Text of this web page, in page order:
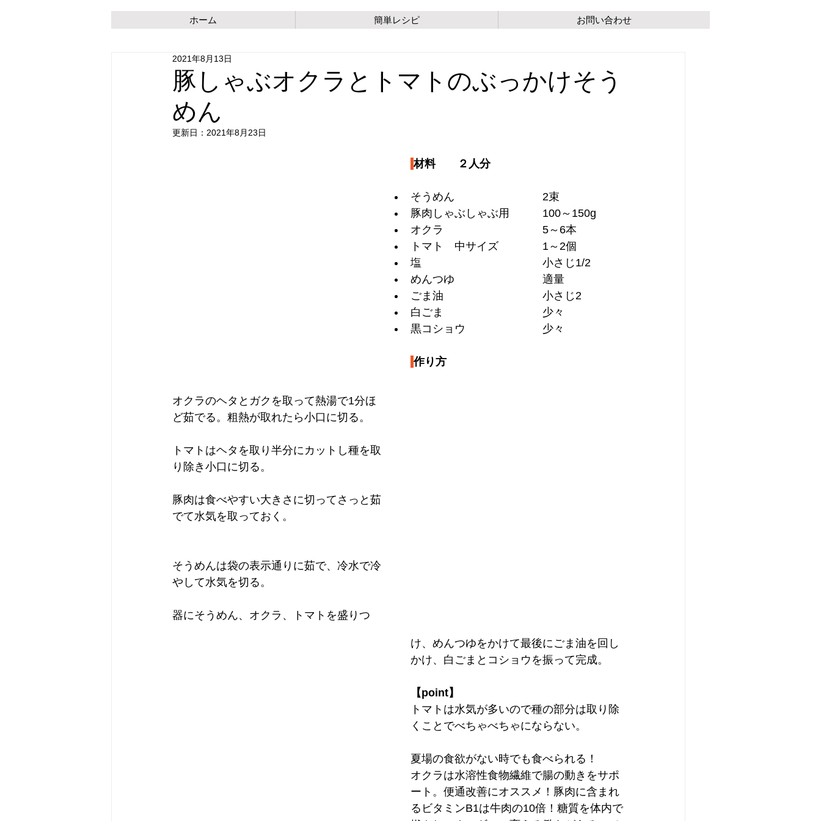
ホーム 簡単レシピ お問い合わせ
豚しゃぶオクラとトマトのぶっかけそう
めん
2021年8月13日
更新日： 2021年8月23日
材料　　２人分
そうめん　　　　　　　　2束
豚肉しゃぶしゃぶ用　　　100～150g
オクラ　　　　　　　　　5～6本
トマト　中サイズ　　　　1～2個
塩　　　　　　　　　　　小さじ1/2
めんつゆ　　　　　　　　適量
ごま油　　　　　　　　　小さじ2
白ごま　　　　　　　　　少々
黒コショウ　　　　　　　少々
作り方
オクラのヘタとガクを取って熱湯で1分ほ
ど茹でる。粗熱が取れたら小口に切る。
トマトはヘタを取り半分にカットし種を取
り除き小口に切る。
豚肉は食べやすい大きさに切ってさっと茹
でて水気を取っておく。
そうめんは袋の表示通りに茹で、冷水で冷
やして水気を切る。
器にそうめん、オクラ、トマトを盛りつ
け、めんつゆをかけて最後にごま油を回し
かけ、白ごまとコショウを振って完成。
【point】
トマトは水気が多いので種の部分は取り除
くことでべちゃべちゃにならない。
夏場の食欲がない時でも食べられる！
オクラは水溶性食物繊維で腸の動きをサポ
ート。便通改善にオススメ！豚肉に含まれ
るビタミンB1は牛肉の10倍！糖質を体内で